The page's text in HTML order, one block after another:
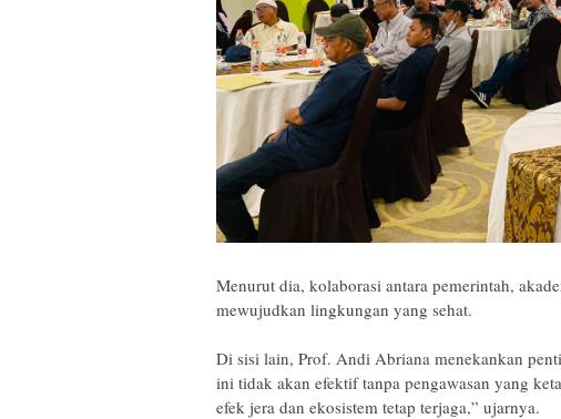
‎Menurut dia, kolaborasi antara pemerintah,
mewujudkan lingkungan yang sehat.
‎Di sisi lain, Prof. Andi Abriana menekankan
ini tidak akan efektif tanpa pengawasan yang
efek jera dan ekosistem tetap terjaga,” ujarnya.